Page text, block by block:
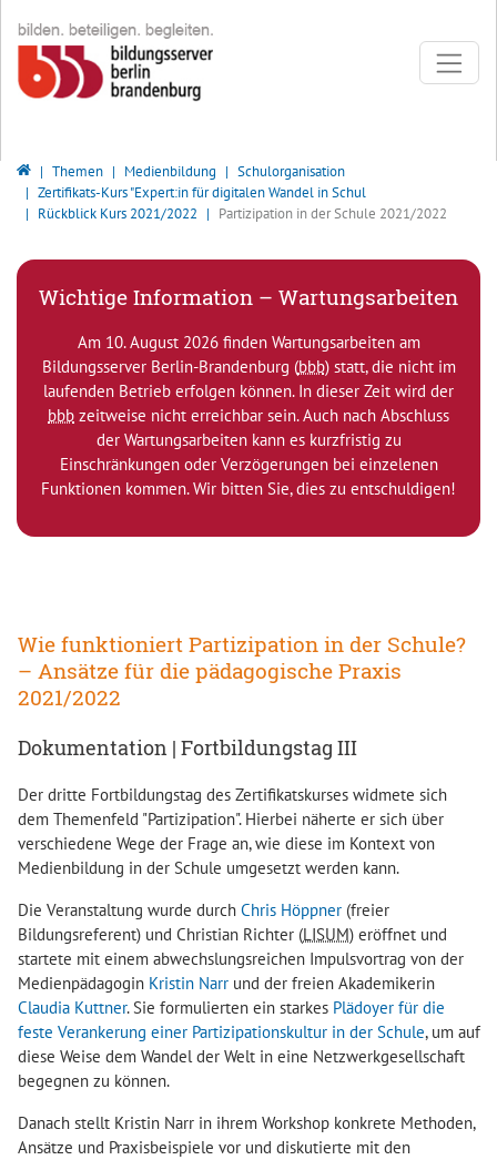
Bildungsserver Berlin - Brandenburg
Themen Medienbildung
Schulorganisation
Zertifikats-Kurs "Expert:in für digitalen Wandel in Schul
Rückblick Kurs 2021/2022
Partizipation in der Schule 2021/2022
Wichtige Information – Wartungsarbeiten
Am 10. August 2026 finden Wartungsarbeiten am
Bildungsserver Berlin-Brandenburg (bbb) statt, die nicht im
laufenden Betrieb erfolgen können. In dieser Zeit wird der
bbb zeitweise nicht erreichbar sein. Auch nach Abschluss
der Wartungsarbeiten kann es kurzfristig zu
Einschränkungen oder Verzögerungen bei einzelenen
Funktionen kommen. Wir bitten Sie, dies zu entschuldigen!
Wie funktioniert Partizipation in der Schule?
– Ansätze für die pädagogische Praxis
2021/2022
Dokumentation | Fortbildungstag III
Der dritte Fortbildungstag des Zertifikatskurses widmete sich
dem Themenfeld "Partizipation". Hierbei näherte er sich über
verschiedene Wege der Frage an, wie diese im Kontext von
Medienbildung in der Schule umgesetzt werden kann.
Die Veranstaltung wurde durch Chris Höppner (freier
Bildungsreferent) und Christian Richter (LISUM) eröffnet und
startete mit einem abwechslungsreichen Impulsvortrag von der
Medienpädagogin Kristin Narr und der freien Akademikerin
Claudia Kuttner. Sie formulierten ein starkes Plädoyer für die
feste Verankerung einer Partizipationskultur in der Schule, um auf
diese Weise dem Wandel der Welt in eine Netzwerkgesellschaft
begegnen zu können.
Danach stellt Kristin Narr in ihrem Workshop konkrete Methoden,
Ansätze und Praxisbeispiele vor und diskutierte mit den